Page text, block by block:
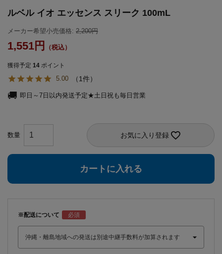
ルベル イオ エッセンス スリーク 100mL
メーカー希望小売価格: 2,200
1,551
獲得予定 14 ポイント
5.00 1
即日～7日以内発送予定★土日祝も毎日営業
お気に入り登録
カートに入れる
※配送について